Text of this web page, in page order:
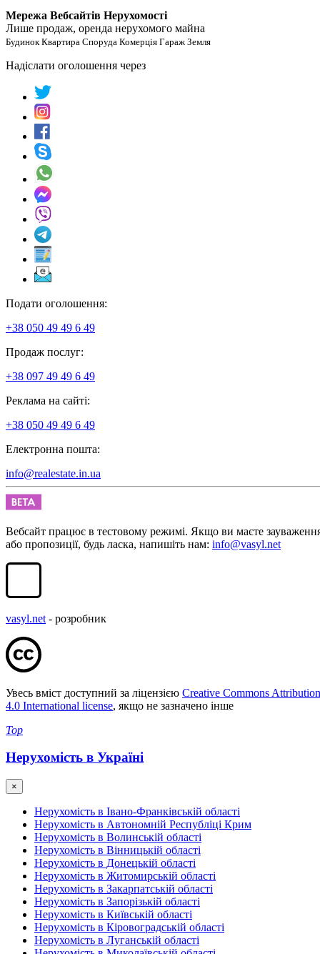
Мережа Вебсайтів Нерухомості
Лише продаж, оренда нерухомого майна
Будинок Квартира Споруда Комерція Гараж Земля
Надіслати оголошення через
Подати оголошення:
+38 050 49 49 6 49
Продаж послуг:
+38 097 49 49 6 49
Реклама на сайті:
+38 050 49 49 6 49
Електронна пошта:
info@realestate.in.ua
Вебсайт працює в тестовому режимі. Якщо ви маєте
або пропозиції, будь ласка, напишіть нам: info@vasyl.net
vasyl.net - розробник
Увесь вміст доступний за ліцензією Creative Commons Attribution
4.0 International license, якщо не зазначено інше
Top
Нерухомість в Україні
×
Нерухомість в Івано-Франківській області
Нерухомість в Автономній Республіці Крим
Нерухомість в Волинській області
Нерухомість в Вінницькій області
Нерухомість в Донецькій області
Нерухомість в Житомирській області
Нерухомість в Закарпатській області
Нерухомість в Запорізькій області
Нерухомість в Київській області
Нерухомість в Кіровоградській області
Нерухомість в Луганській області